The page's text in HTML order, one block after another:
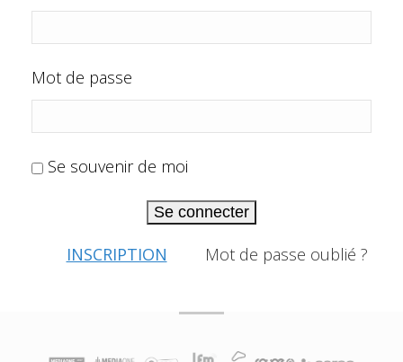
Mot de passe
Se souvenir de moi
Se connecter
INSCRIPTION Mot de passe oublié ?